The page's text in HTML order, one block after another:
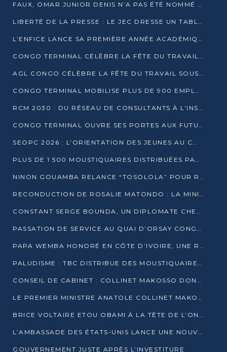
FAUX, OMAR JUNIOR DENIS N’A PAS ÉTÉ NOMMÉ AIDE DE CAMP ADJOINT DE DENIS SASSOU NGUESSO
LIBERTÉ DE LA PRESSE : LE JEC DRESSE UN TABLEAU PRÉOCCUPANT AU CONGO
L’ENFICE LANCE SA PREMIÈRE ANNÉE ACADÉMIQUE AVEC 100 FUTURS ENSEIGNANTS
CONGO TERMINAL CÉLÈBRE LA FÊTE DU TRAVAIL AVEC SES COLLABORATEURS À POINTE-NOIRE
AGL CONGO CÉLÈBRE LA FÊTE DU TRAVAIL SOUS LE SIGNE DE LA COHÉSION
CONGO TERMINAL MOBILISE PLUS DE 900 EMPLOYÉS AUTOUR DE LA SÉCURITÉ AU TRAVAIL
RCM 2030 : DU RÉSEAU DE CONSULTANTS À L’INSTRUMENT DE PUISSANCE EN AFRIQUE FRANCOPHONE
CONGO TERMINAL OUVRE SES PORTES AUX FUTURS INGÉNIEURS AU FORUM DES MÉTIERS D’UCAC-ICAM
SEOPC 2026 : L’ORIENTATION DES JEUNES AU CŒUR DE LA DEUXIÈME ÉDITION
PLUS DE 1 500 MOUSTIQUAIRES DISTRIBUÉES PAR AGL ET CONGO TERMINAL DANS LA LUTTE CONTRE LE PALUDISME
NINON GOUAMBA RELANCE “TOSOLOLA” POUR RENFORCER LE DIALOGUE AVEC LES CITOYENS
RECONDUCTION DE ROSALIE MATONDO : LA MINISTRE PROMET D’ACCÉLÉRER LE TRAITEMENT DES DOSSIERS ET DE RELEVER DE NOUVEAUX DÉFIS
CONSTANT SERGE BOUNDA, UN DIPLOMATE CHEVRONNÉ AUX COMMANDES DES AFFAIRES ÉTRANGÈRES
PASSATION DE SERVICE AU QUAI D’ORSAY CONGOLAIS : GAKOSSO PASSE LE FLAMBEAU À BOUNDA
PAPA WEMBA HONORÉ EN CÔTE D’IVOIRE, UNE RUE PORTE DÉSORMAIS SON NOM
PALUDISME : TBC DISTRIBUE DES MOUSTIQUAIRES DANS DEUX CSI DE BRAZZAVILLE
CONSEIL DE CABINET : COLLINET MAKOSSO DONNE SES DERNIÈRES ORIENTATIONS
LE PREMIER MINISTRE ANATOLE COLLINET MAKOSSO DÉMISSIONNE AVEC SON GOUVERNEMENT
BRICE VOLTAIRE ETOU OBAMI À LA TÊTE DE L’ONEC-C POUR TROIS ANS
L’AMBASSADE DES ÉTATS-UNIS LANCE UNE NOUVELLE COHORTE DU PROGRAMME ACCESS MICRO-SCHOLARSHIP
GOUVERNEMENT JUSTE APRÈS L’INVESTITURE